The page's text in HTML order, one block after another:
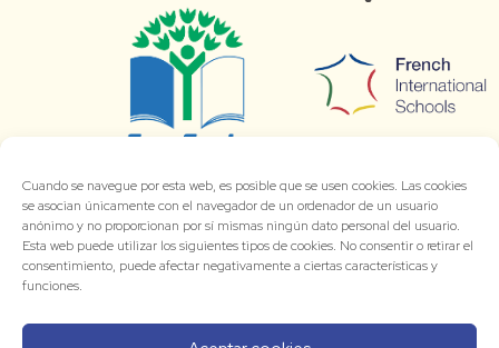
Cuando se navegue por esta web, es posible que se usen cookies. Las cookies
se asocian únicamente con el navegador de un ordenador de un usuario
anónimo y no proporcionan por sí mismas ningún dato personal del usuario.
Esta web puede utilizar los siguientes tipos de cookies. No consentir o retirar el
consentimiento, puede afectar negativamente a ciertas características y
funciones.